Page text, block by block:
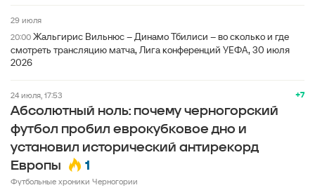
29 июля
20:00 Жальгирис Вильнюс – Динамо Тбилиси – во сколько и где
смотреть трансляцию матча, Лига конференций УЕФА, 30 июля
2026
+7
24 июля, 17:53
Абсолютный ноль: почему черногорский
футбол пробил еврокубковое дно и
установил исторический антирекорд
Европы
1
Футбольные хроники Черногории